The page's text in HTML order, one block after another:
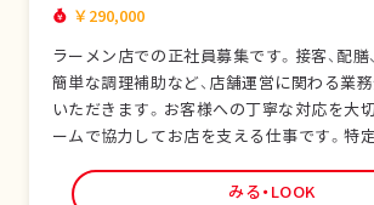
￥290,000
ラーメン店での正社員募集です。接客、配膳
簡単な調理補助など、店舗運営に関わる業
いただきます。お客様への丁寧な対応を大
ームで協力してお店を支える仕事です。特
す。未経験の方でも研修制度があり、日本の
みる・LOOK